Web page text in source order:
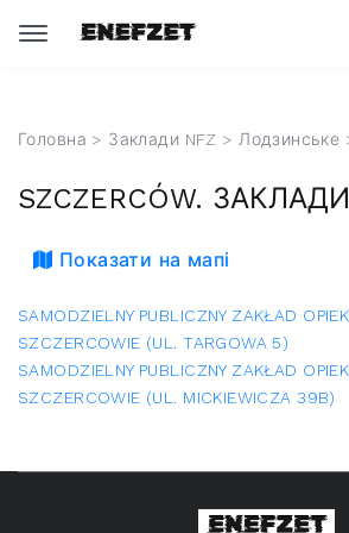
Головна > Заклади NFZ > Лодзинське
SZCZERCÓW.
Показати на мапі
SAMODZIELNY PUBLICZNY ZAKŁAD
SZCZERCOWIE (UL. TARGOWA 5)
SAMODZIELNY PUBLICZNY ZAKŁAD
SZCZERCOWIE (UL. MICKIEWICZA 39B)